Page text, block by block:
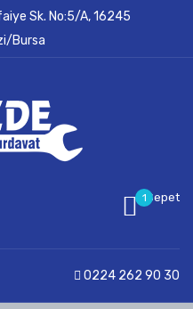
Sk. No:5/A, 16245
Bursa
1 Sepet
0224 262 90 30